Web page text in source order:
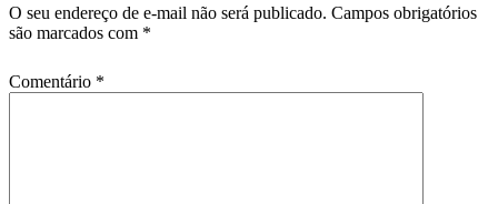
O seu endereço de e-mail não será publicado. Campos obrigatórios
são marcados com *
Comentário *